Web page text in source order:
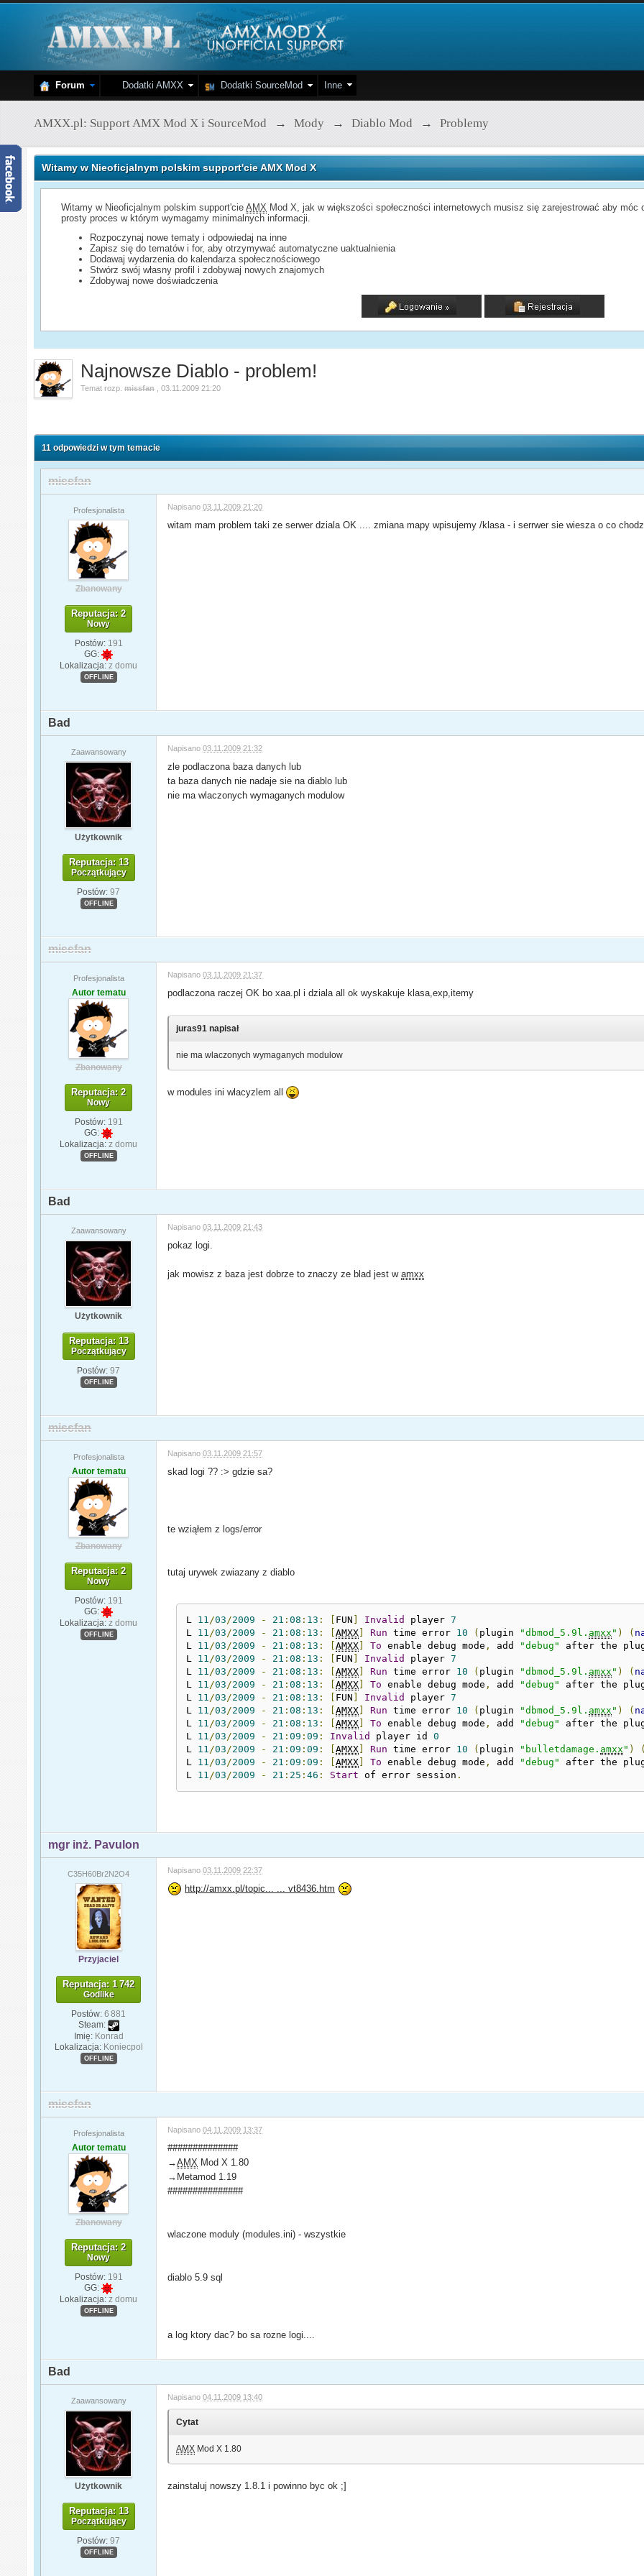
Forum Dodatki AMXX Dodatki SourceMod Inne
AMXX.pl: Support AMX Mod X i SourceMod → Mody → Diablo Mod → Problemy
Witamy w Nieoficjalnym polskim support'cie AMX Mod X
Witamy w Nieoficjalnym polskim support'cieAMX Mod X, jak w większości społeczności internetowych musisz się zarejestrować aby
prosty proces w którym wymagamy minimalnych informacji.
Rozpoczynaj nowe tematy i odpowiedaj na inne
Zapisz się do tematów i for, aby otrzymywać automatyczne uaktualnienia
Dodawaj wydarzenia do kalendarza społecznościowego
Stwórz swój własny profil i zdobywaj nowych znajomych
Zdobywaj nowe doświadczenia
Najnowsze Diablo - problem!
Temat rozp.missfan ,03.11.2009 21:20
11 odpowiedzi w tym temacie
missfan
Profesjonalista
Zbanowany
Reputacja: 2
Nowy
Postów: 191
GG:
Lokalizacja: z domu
OFFLINE
Napisano03.11.2009 21:20
witam mam problem taki ze serwer dziala OK .... zmiana mapy wpisujemy /klasa - i serrwer sie wiesza o co
Bad
Zaawansowany
Użytkownik
Reputacja: 13
Początkujący
Postów: 97
OFFLINE
Napisano03.11.2009 21:32
zle podlaczona baza danych lub
ta baza danych nie nadaje sie na diablo lub
nie ma wlaczonych wymaganych modulow
missfan
Profesjonalista
Autor tematu
Zbanowany
Reputacja: 2
Nowy
Postów: 191
GG:
Lokalizacja: z domu
OFFLINE
Napisano03.11.2009 21:37
podlaczona raczej OK bo xaa.pl i dziala all ok wyskakuje klasa,exp,itemy
juras91 napisał
nie ma wlaczonych wymaganych modulow
w modules ini wlacyzlem all
Bad
Zaawansowany
Użytkownik
Reputacja: 13
Początkujący
Postów: 97
OFFLINE
Napisano03.11.2009 21:43
pokaz logi.
jak mowisz z baza jest dobrze to znaczy ze blad jest wamxx
missfan
Profesjonalista
Autor tematu
Zbanowany
Reputacja: 2
Nowy
Postów: 191
GG:
Lokalizacja: z domu
OFFLINE
Napisano03.11.2009 21:57
skad logi ?? :> gdzie sa?
te wziąłem z logs/error
tutaj urywek zwiazany z diablo
L 11 /03 /2009 - 21 :08 : 13 : [ FUN ] Invalid player 7
L 11 /03 /2009 - 21 :08 : 13 : [AMXX] Run time error 10 ( plugin "dbmod_5.9l. amxx " ) (
L 11 /03 /2009 - 21 :08 : 13 : [AMXX] To enable debug mode , add "debug"
after the
L 11 /03 /2009 - 21 :08 : 13 : [ FUN ] Invalid player 7
L 11 /03 /2009 - 21 :08 : 13 : [AMXX] Run time error 10 ( plugin "dbmod_5.9l. amxx " ) (
L 11 /03 /2009 - 21 :08 : 13 : [AMXX] To enable debug mode , add "debug"
after the
L 11 /03 /2009 - 21 :08 : 13 : [ FUN ] Invalid player 7
L 11 /03 /2009 - 21 :08 : 13 : [AMXX] Run time error 10 ( plugin "dbmod_5.9l. amxx " ) (
L 11 /03 /2009 - 21 :08 : 13 : [AMXX] To enable debug mode , add "debug"
after the
L 11 /03 /2009 - 21 :09 :09 : Invalid player id 0
L 11 /03 /2009 - 21 :09 :09 : [AMXX] Run time error 10 ( plugin "bulletdamage. amxx " )
L 11 /03 /2009 - 21 :09 :09 : [AMXX] To enable debug mode , add "debug"
after the
L 11 /03 /2009 - 21 : 25 :46 : Start of error session .
mgr inż. Pavulon
C35H60Br2N2O4
Przyjaciel
Reputacja: 1 742
Godlike
Postów: 6 881
Steam:
Imię: Konrad
Lokalizacja: Koniecpol
OFFLINE
Napisano03.11.2009 22:37
http://amxx.pl/topic... ... vt8436.htm
missfan
Profesjonalista
Autor tematu
Zbanowany
Reputacja: 2
Nowy
Postów: 191
GG:
Lokalizacja: z domu
OFFLINE
Napisano04.11.2009 13:37
##############
→AMX Mod X 1.80
→Metamod 1.19
###############
wlaczone moduly (modules.ini) - wszystkie
diablo 5.9 sql
a log ktory dac? bo sa rozne logi....
Bad
Zaawansowany
Użytkownik
Reputacja: 13
Początkujący
Postów: 97
OFFLINE
Napisano04.11.2009 13:40
Cytat
AMX Mod X 1.80
zainstaluj nowszy 1.8.1 i powinno byc ok ;]